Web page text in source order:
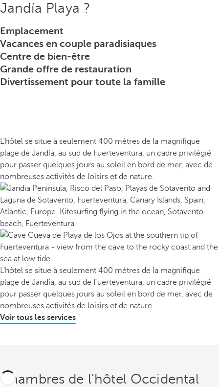
Jandía Playa ?
Emplacement
Vacances en couple paradisiaques
Centre de bien-être
Grande offre de restauration
Divertissement pour toute la famille
L'hôtel se situe à seulement 400 mètres de la magnifique
plage de Jandía, au sud de Fuerteventura, un cadre privilégié
pour passer quelques jours au soleil en bord de mer, avec de
nombreuses activités de loisirs et de nature.
L'hôtel se situe à seulement 400 mètres de la magnifique
plage de Jandía, au sud de Fuerteventura, un cadre privilégié
pour passer quelques jours au soleil en bord de mer, avec de
nombreuses activités de loisirs et de nature.
Voir tous les services
Chambres de l'hôtel Occidental